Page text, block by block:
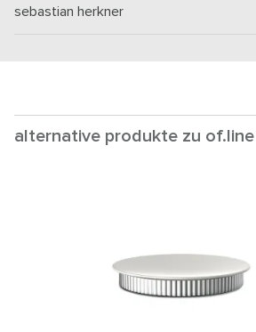
sebastian herkner
alternative produkte zu of.line